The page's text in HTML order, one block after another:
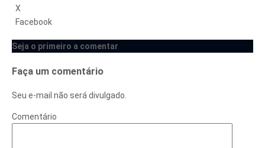
X
Facebook
Seja o primeiro a comentar
Faça um comentário
Seu e-mail não será divulgado.
Comentário